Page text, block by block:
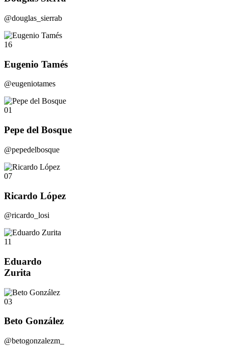
@douglas_sierrab
16
Eugenio Tamés
@eugeniotames
01
Pepe del Bosque
@pepedelbosque
07
Ricardo López
@ricardo_losi
11
Eduardo
Zurita
03
Beto González
@betogonzalezm_